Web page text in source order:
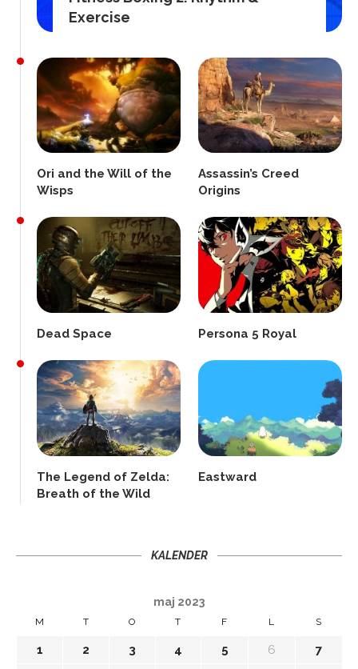
Exercise
Ori and the Will of the
Wisps
Assassin’s Creed
Origins
Dead Space Persona 5 Royal
The Legend of Zelda:
Breath of the Wild
Eastward
KALENDER
maj 2023
M T O T F L S
1 2 3 4 5 6
7